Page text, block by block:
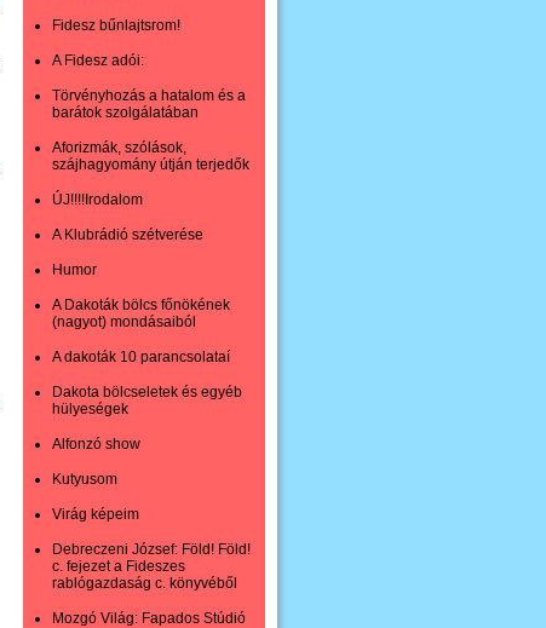
Fidesz bűnlajtsrom!
A Fidesz adói:
Törvényhozás a hatalom és a
barátok szolgálatában
Aforizmák, szólások,
szájhagyomány útján terjedők
ÚJ!!!!Irodalom
A Klubrádió szétverése
Humor
A Dakoták bölcs főnökének
(nagyot) mondásaiból
A dakoták 10 parancsolataí
Dakota bölcseletek és egyéb
hülyeségek
Alfonzó show
Kutyusom
Virág képeim
Debreczeni József: Föld! Föld!
c. fejezet a Fideszes
rablógazdaság c. könyvéből
Mozgó Világ: Fapados Stúdió